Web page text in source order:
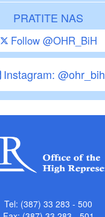
PRATITE NAS
Follow @OHR_BiH
Instagram: @ohr_bih
Tel: (387) 33 283 - 500